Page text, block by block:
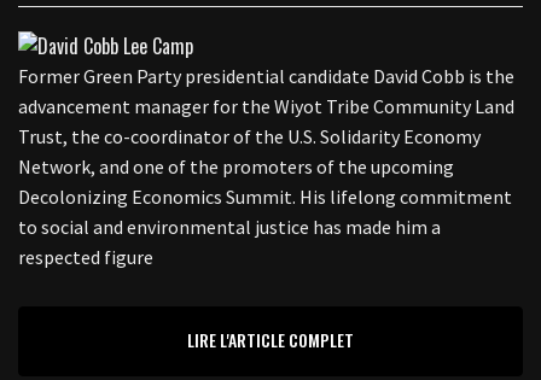
Former Green Party presidential candidate David Cobb is the
advancement manager for the Wiyot Tribe Community Land
Trust, the co-coordinator of the U.S. Solidarity Economy
Network, and one of the promoters of the upcoming
Decolonizing Economics Summit. His lifelong commitment
to social and environmental justice has made him a
respected figure
LIRE L'ARTICLE COMPLET